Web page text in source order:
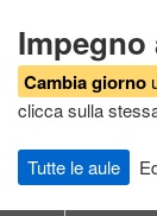
Impegno
Cambia giorno
clicca sulla
Tutte le aule